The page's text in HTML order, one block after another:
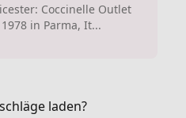
Coccinelle Outlet
in Parma, It...
laden?